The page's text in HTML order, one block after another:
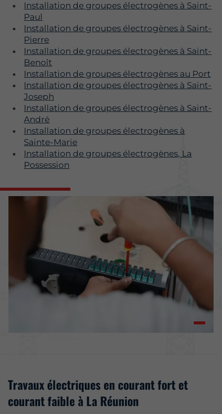
Installation de groupes électrogènes à Saint-
Paul
Installation de groupes électrogènes à Saint-
Pierre
Installation de groupes électrogènes à Saint-
Benoît
Installation de groupes électrogènes au Port
Installation de groupes électrogènes à Saint-
Joseph
Installation de groupes électrogènes à Saint-
André
Installation de groupes électrogènes à
Sainte-Marie
Installation de groupes électrogènes, La
Possession
Travaux électriques en courant fort et
courant faible à La Réunion